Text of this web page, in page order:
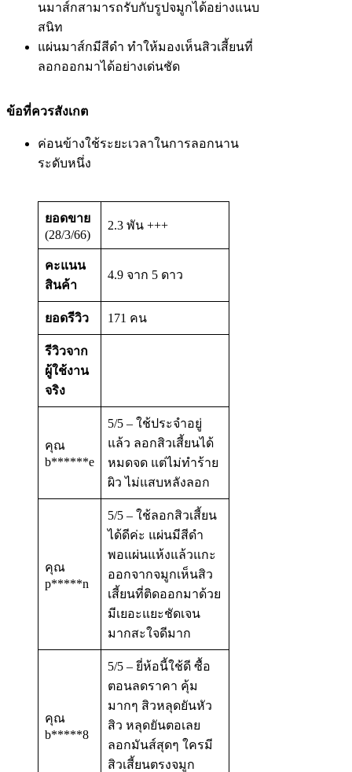
นมาส์กสามารถรับกับรูปจมูกได้อย่างแนบ
สนิท
แผ่นมาส์กมีสีดำ ทำให้มองเห็นสิวเสี้ยนที่
ลอกออกมาได้อย่างเด่นชัด
ข้อที่ควรสังเกต
ค่อนข้างใช้ระยะเวลาในการลอกนาน
ระดับหนึ่ง
ยอดขาย
(28/3/66)
2.3 พัน +++
คะแนน
สินค้า
4.9 จาก 5 ดาว
ยอดรีวิว 171 คน
รีวิวจาก
ผู้ใช้งาน
จริง
คุณ
b******e
5/5 – ใช้ประจำอยู่
แล้ว ลอกสิวเสี้ยนได้
หมดจด แต่ไม่ทําร้าย
ผิว ไม่แสบหลังลอก
คุณ
p*****n
5/5 – ใช้ลอกสิวเสี้ยน
ได้ดีค่ะ แผ่นมีสีดำ
พอแผ่นแห้งแล้วแกะ
ออกจากจมูกเห็นสิว
เสี้ยนที่ติดออกมาด้วย
มีเยอะแยะชัดเจน
มากสะใจดีมาก
คุณ
b*****8
5/5 – ยี่ห้อนี้ใช้ดี ซื้อ
ตอนลดราคา คุ้ม
มากๆ สิวหลุดยันหัว
สิว หลุดยันตอเลย
ลอกมันส์สุดๆ ใครมี
สิวเสี้ยนตรงจมูก